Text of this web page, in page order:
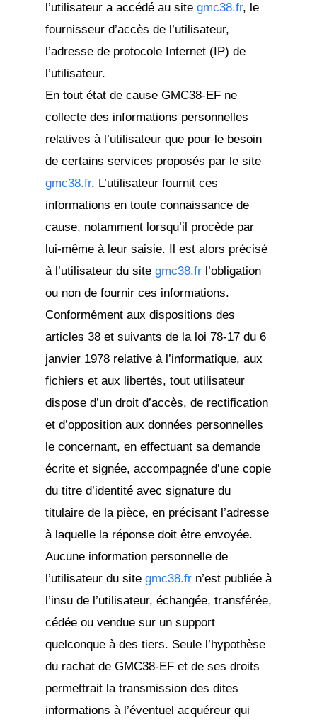
l’utilisateur a accédé au site gmc38.fr, le
fournisseur d’accès de l’utilisateur,
l’adresse de protocole Internet (IP) de
l’utilisateur.
En tout état de cause GMC38-EF ne
collecte des informations personnelles
relatives à l’utilisateur que pour le besoin
de certains services proposés par le site
gmc38.fr. L’utilisateur fournit ces
informations en toute connaissance de
cause, notamment lorsqu’il procède par
lui-même à leur saisie. Il est alors précisé
à l’utilisateur du site gmc38.fr l’obligation
ou non de fournir ces informations.
Conformément aux dispositions des
articles 38 et suivants de la loi 78-17 du 6
janvier 1978 relative à l’informatique, aux
fichiers et aux libertés, tout utilisateur
dispose d’un droit d’accès, de rectification
et d’opposition aux données personnelles
le concernant, en effectuant sa demande
écrite et signée, accompagnée d’une copie
du titre d’identité avec signature du
titulaire de la pièce, en précisant l’adresse
à laquelle la réponse doit être envoyée.
Aucune information personnelle de
l’utilisateur du site gmc38.fr n’est publiée à
l’insu de l’utilisateur, échangée, transférée,
cédée ou vendue sur un support
quelconque à des tiers. Seule l’hypothèse
du rachat de GMC38-EF et de ses droits
permettrait la transmission des dites
informations à l’éventuel acquéreur qui